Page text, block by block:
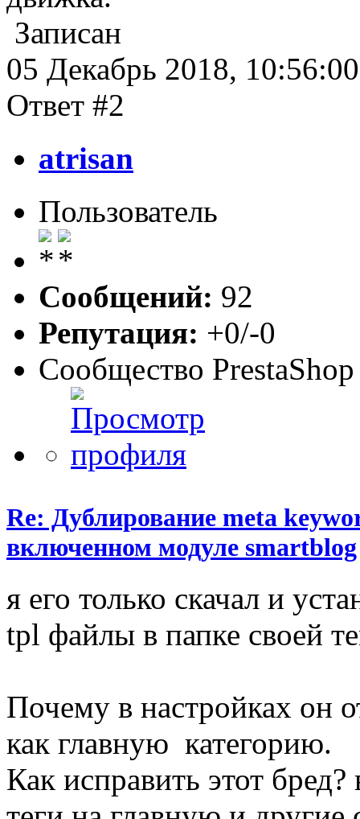
Записан
05 Декабрь 2018, 10:56:00
Ответ #2
atrisan
Пользователь
Сообщений: 92
Репутация: +0/-0
Сообщество PrestaShop
Re: Дублирование meta
включенном модуле smartblog
я его только скачал и
tpl файлы в папке своей
Почему в настройках он
как главную категорию.
Как исправить этот